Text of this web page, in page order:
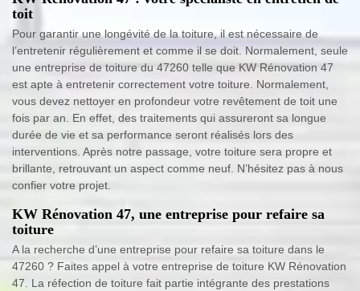
toit
Pour garantir une longévité de la toiture, il est nécessaire de
l’entretenir régulièrement et comme il se doit. Normalement, seule
une entreprise de toiture du 47260 telle que KW Rénovation 47
est apte à entretenir correctement votre toiture. Normalement,
vous devez nettoyer en profondeur votre revêtement de toit une
fois par an. En effet, des traitements qui assureront sa longue
durée de vie et sa performance seront réalisés lors des
interventions. Après notre passage, votre toiture sera propre et
brillante, retrouvant un aspect comme neuf. N’hésitez pas à nous
confier votre projet.
KW Rénovation 47, une entreprise pour refaire sa
toiture
A la recherche d’une entreprise pour refaire sa toiture dans le
47260 ? Faites appel à votre entreprise de toiture KW Rénovation
47. La réfection de toiture fait partie intégrante des prestations